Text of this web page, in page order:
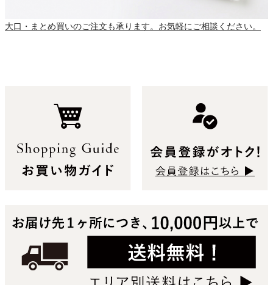
大口・まとめ買いのご注文も承ります。お気軽にご相談ください。